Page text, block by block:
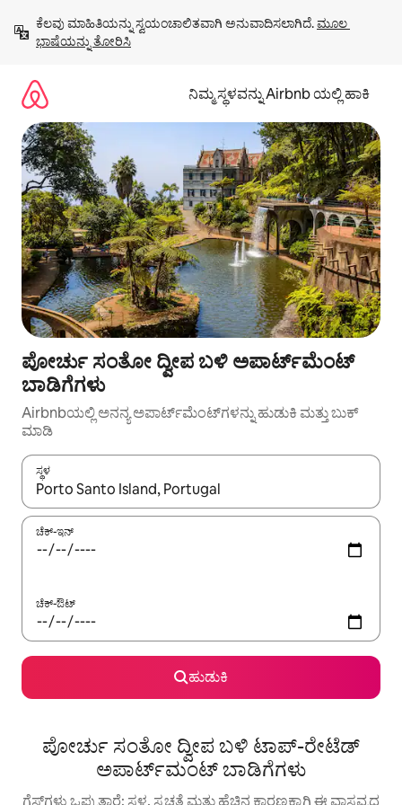
ಹೋಗಿ
ಕೆಲವು ಮಾಹಿತಿಯನ್ನು ಸ್ವಯಂಚಾಲಿತವಾಗಿ ಅನುವಾದಿಸಲಾಗಿದೆ. ಮೂಲ
ಭಾಷೆಯನ್ನು ತೋರಿಸಿ
ನಿಮ್ಮ ಸ್ಥಳವನ್ನು Airbnb ಯಲ್ಲಿ ಹಾಕಿ
ಪೋರ್ಚು ಸಂತೋ ದ್ವೀಪ ಬಳಿ ಅಪಾರ್ಟ್‌ಮೆಂಟ್
ಬಾಡಿಗೆಗಳು
Airbnbಯಲ್ಲಿ ಅನನ್ಯ ಅಪಾರ್ಟ್‌ಮೆಂಟ್‌ಗಳನ್ನು ಹುಡುಕಿ ಮತ್ತು ಬುಕ್
ಮಾಡಿ
ಸ್ಥಳ
ಫಲಿತಾಂಶಗಳು ಲಭ್ಯವಿರುವಾಗ, ಅಪ್ ಮತ್ತು ಡೌನ್ ಬಾಣದ ಕೀಲಿಗಳೊಂದಿಗೆ
ಚೆಕ್-ಇನ್
ಚೆಕ್-ಔಟ್
ಹುಡುಕಿ
ಪೋರ್ಚು ಸಂತೋ ದ್ವೀಪ ಬಳಿ ಟಾಪ್-ರೇಟೆಡ್
ಅಪಾರ್ಟ್‌ಮಂಟ್ ಬಾಡಿಗೆಗಳು
ಗೆಸ್ಟ್‌ಗಳು ಒಪ್ಪುತ್ತಾರೆ: ಸ್ಥಳ, ಸ್ವಚ್ಛತೆ ಮತ್ತು ಹೆಚ್ಚಿನ ಕಾರಣಕ್ಕಾಗಿ ಈ ವಾಸ್ತವ್ಯದ